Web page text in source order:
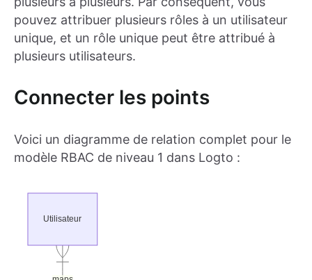
pouvez attribuer plusieurs rôles à un utilisateur
unique, et un rôle unique peut être attribué à
plusieurs utilisateurs.
Connecter les points
Voici un diagramme de relation complet pour le
modèle RBAC de niveau 1 dans Logto :